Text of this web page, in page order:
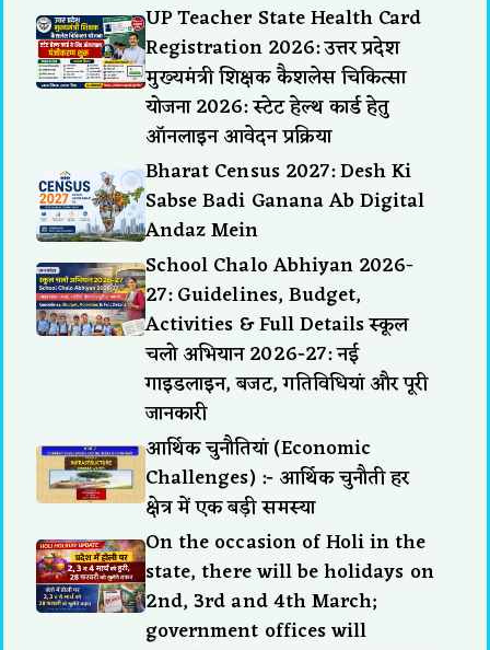
UP Teacher State Health Card
Registration 2026: उत्तर प्रदेश
मुख्यमंत्री शिक्षक कैशलेस चिकित्सा
योजना 2026: स्टेट हेल्थ कार्ड हेतु
ऑनलाइन आवेदन प्रक्रिया
Bharat Census 2027: Desh Ki
Sabse Badi Ganana Ab Digital
Andaz Mein
School Chalo Abhiyan 2026-
27: Guidelines, Budget,
Activities & Full Details स्कूल
चलो अभियान 2026-27: नई
गाइडलाइन, बजट, गतिविधियां और पूरी
जानकारी
आर्थिक चुनौतियां (Economic
Challenges) :- आर्थिक चुनौती हर
क्षेत्र में एक बड़ी समस्या
On the occasion of Holi in the
state, there will be holidays on
2nd, 3rd and 4th March;
government offices will